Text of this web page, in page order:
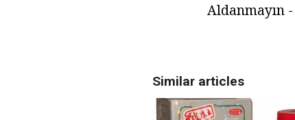
Aldanmayın
Similar articles